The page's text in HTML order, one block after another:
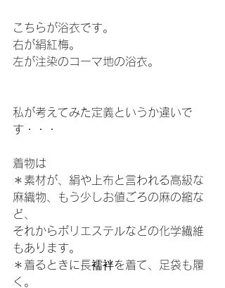
こちらが浴衣です。
右が絹紅梅。
左が注染のコーマ地の浴衣。
私が考えてみた定義というか違いで
す・・・
着物は
＊素材が、絹や上布と言われる高級な
麻織物、もう少しお値ごろの麻の縮な
ど、
それからポリエステルなどの化学繊維
もあります。
＊着るときに長襦袢を着て、足袋も履
く。